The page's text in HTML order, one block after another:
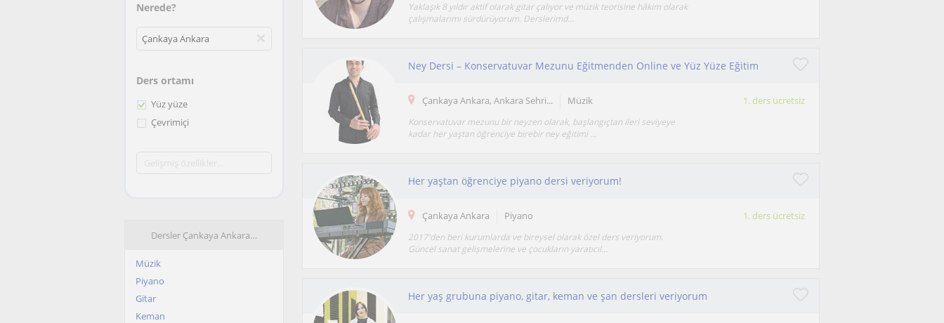
Nerede?
Ders ortamı
Yüz yüze
Çevrimiçi
Dersler Çankaya Ankara…
Müzik
Piyano
Gitar
Keman
Yaklaşık 8 yıldır aktif olarak gitar çalıyor ve müzik teorisine hâkim olarak
çalışmalarımı sürdürüyorum. Derslerimd...
Ney Dersi – Konservatuvar Mezunu Eğitmenden Online ve Yüz Yüze Eğitim
Çankaya Ankara, Ankara Sehri... Müzik 1. ders ücretsiz
Konservatuvar mezunu bir neyzen olarak, başlangıçtan ileri seviyeye
kadar her yaştan öğrenciye birebir ney eğitimi ...
Her yaştan öğrenciye piyano dersi veriyorum!
Çankaya Ankara Piyano 1. ders ücretsiz
2017'den beri kurumlarda ve bireysel olarak özel ders veriyorum.
Güncel sanat gelișmelerine ve çocukların yaratıcıl...
Her yaş grubuna piyano, gitar, keman ve şan dersleri veriyorum